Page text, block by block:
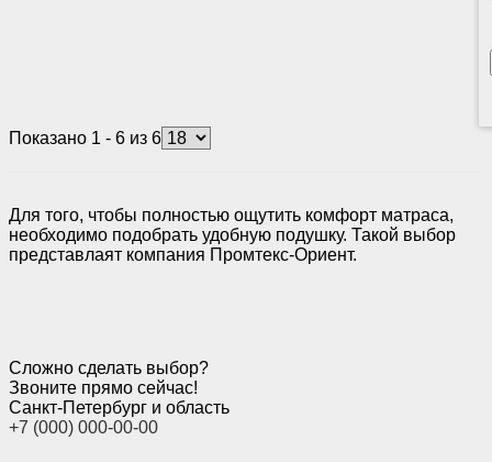
Показано 1 - 6 из 6
Для того, чтобы полностью ощутить комфорт матраса,
необходимо подобрать удобную подушку. Такой выбор
представлаят компания Промтекс-Ориент.
Сложно сделать выбор?
Звоните прямо сейчас!
Санкт-Петербург и область
+7 (000) 000-00-00